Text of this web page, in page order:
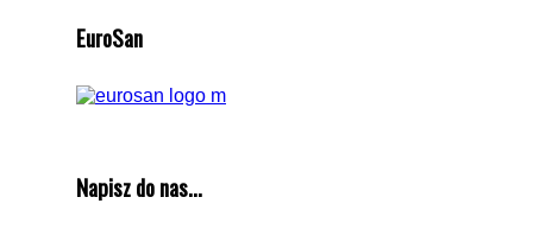
EuroSan
Napisz do nas...